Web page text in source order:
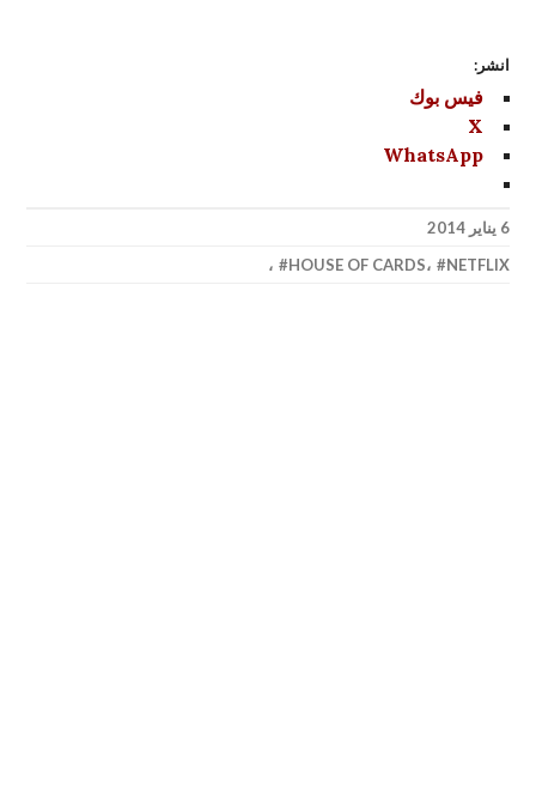
انشر:
فيس بوك
X
WhatsApp
6 يناير 2014
،
HOUSE OF CARDS، NETFLIX